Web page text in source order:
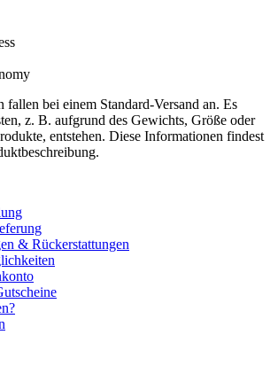
fallen bei einem Standard-Versand an. Es
z. B. aufgrund des Gewichts, Größe oder
entstehen. Diese Informationen findest
& Rückerstattungen